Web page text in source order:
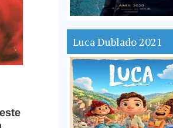
Luca Dublado 2021